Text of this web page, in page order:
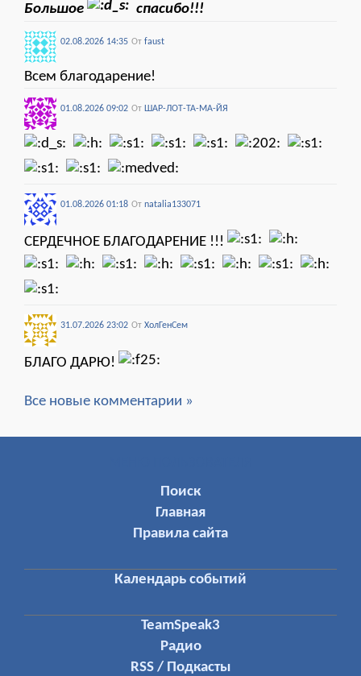
Большое спасибо!!!
02.08.2026 14:35 От faust
Всем благодарение!
01.08.2026 09:02 От ШАР-ЛОТ-ТА-МА-ЙЯ
01.08.2026 01:18 От natalia133071
СЕРДЕЧНОЕ БЛАГОДАРЕНИЕ !!!
31.07.2026 23:02 От ХолГенСем
БЛАГО ДАРЮ!
Все новые комментарии »
Поиск
Главная
Правила сайта
Календарь событий
TeamSpeak3
Радио
RSS / Подкасты